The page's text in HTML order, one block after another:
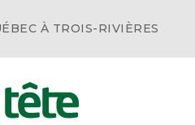
À TROIS-RIVIÈRES